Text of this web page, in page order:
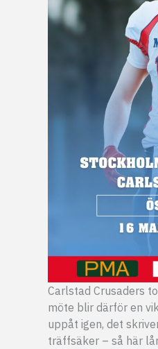
Carlstad Crusaders
möte blir därför en
uppåt igen, det
träffsäker – så här